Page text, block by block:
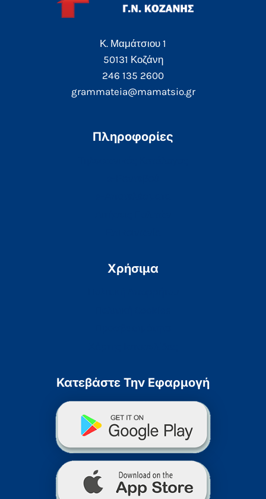
Κ. Μαμάτσιου 1
50131 Κοζάνη
246 135 2600
grammateia@mamatsio.gr
Πληροφορίες
Χρήσιμα
Κατεβάστε Την Εφαρμογή